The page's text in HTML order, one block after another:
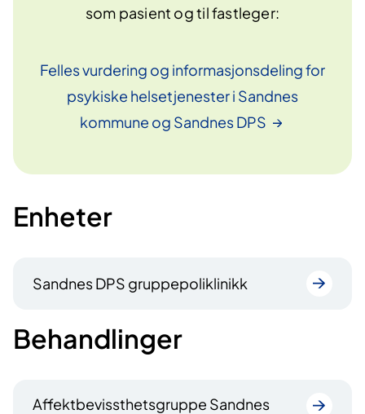
som pasient og til fastleger:
Felles vurdering og informasjonsdeling for
psykiske helsetjenester i Sandnes
kommune og SandnesDPS
Enheter
Sandnes DPS gruppepoliklinikk
Behandlinger
Affektbevissthetsgruppe Sandnes